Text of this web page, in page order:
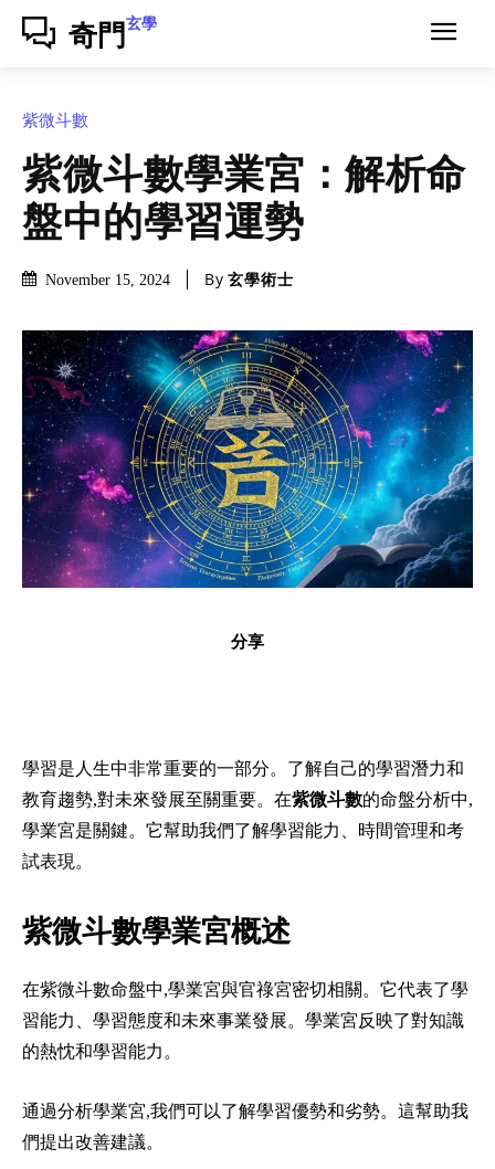
奇門 玄學
紫微斗數
紫微斗數學業宮：解析命
盤中的學習運勢
November 15, 2024 By 玄學術士
分享
學習是人生中非常重要的一部分。了解自己的學習潛力和
教育趨勢,對未來發展至關重要。在紫微斗數的命盤分析中,
學業宮是關鍵。它幫助我們了解學習能力、時間管理和考
試表現。
紫微斗數學業宮概述
在紫微斗數命盤中,學業宮與官祿宮密切相關。它代表了學
習能力、學習態度和未來事業發展。學業宮反映了對知識
的熱忱和學習能力。
通過分析學業宮,我們可以了解學習優勢和劣勢。這幫助我
們提出改善建議。